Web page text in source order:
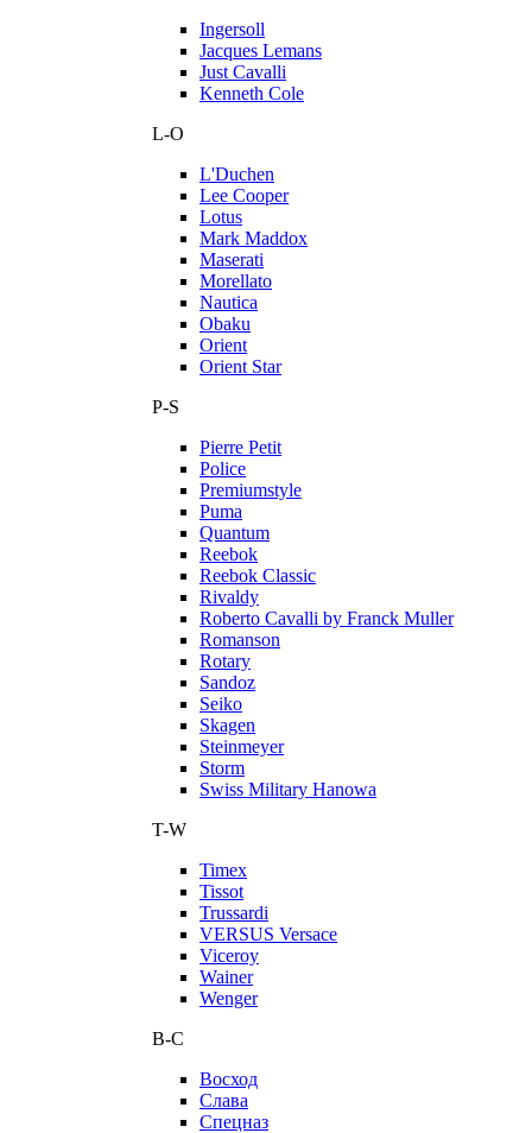
Ingersoll
Jacques Lemans
Just Cavalli
Kenneth Cole
L-O
L'Duchen
Lee Cooper
Lotus
Mark Maddox
Maserati
Morellato
Nautica
Obaku
Orient
Orient Star
P-S
Pierre Petit
Police
Premiumstyle
Puma
Quantum
Reebok
Reebok Classic
Rivaldy
Roberto Cavalli by Franck Muller
Romanson
Rotary
Sandoz
Seiko
Skagen
Steinmeyer
Storm
Swiss Military Hanowa
T-W
Timex
Tissot
Trussardi
VERSUS Versace
Viceroy
Wainer
Wenger
В-С
Восход
Слава
Спецназ